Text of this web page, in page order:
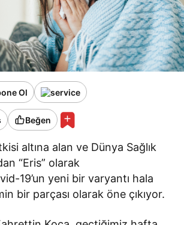
Ol
Beğen
altına alan ve Dünya Sağlık
“Eris” olarak
19’un yeni bir varyantı hala
bir parçası olarak öne çıkıyor.